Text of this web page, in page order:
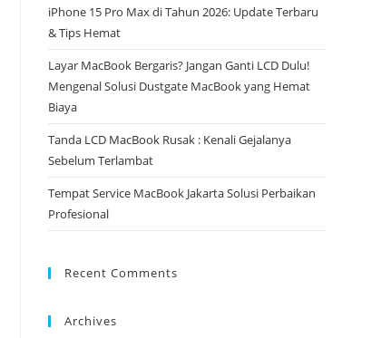
iPhone 15 Pro Max di Tahun 2026: Update Terbaru
& Tips Hemat
Layar MacBook Bergaris? Jangan Ganti LCD Dulu!
Mengenal Solusi Dustgate MacBook yang Hemat
Biaya
Tanda LCD MacBook Rusak : Kenali Gejalanya
Sebelum Terlambat
Tempat Service MacBook Jakarta Solusi Perbaikan
Profesional
Recent Comments
Archives